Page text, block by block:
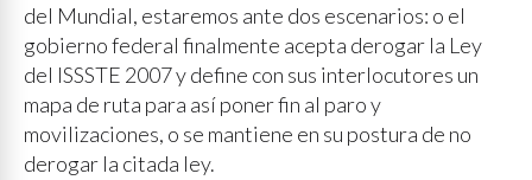
del Mundial, estaremos ante dos escenarios: o el
gobierno federal finalmente acepta derogar la Ley
del ISSSTE 2007 y define con sus interlocutores un
mapa de ruta para así poner fin al paro y
movilizaciones, o se mantiene en su postura de no
derogar la citada ley.